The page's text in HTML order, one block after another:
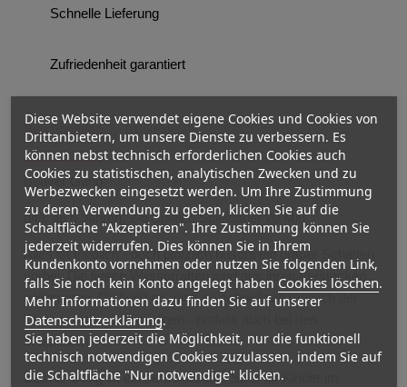
Schnelle Lieferung
Zufriedenheit garantiert
Beschreibung Artikeldetails
Beaver Gang
d/f/i, ab 6 Jahren, 2-6 Spieler, Spieldauer 20 Min.
Alles ist friedlich - doch plötzlich huscht ein grauer Schatten
vorbei: Die fiesen Wasserratten sind aus ihren Verstecken
gekommen. Da heißt es, sich so schnell wie möglich der
Wasserratten zu entledigen - notfalls auch bei den
Mitspielern.
Beaver Gang ist ein sehr beliebtes Spiel für Kinder im
Diese Website verwendet eigene Cookies und Cookies von
Drittanbietern, um unsere Dienste zu verbessern. Es
können nebst technisch erforderlichen Cookies auch
Cookies zu statistischen, analytischen Zwecken und zu
Werbezwecken eingesetzt werden. Um Ihre Zustimmung
zu deren Verwendung zu geben, klicken Sie auf die
Schaltfläche "Akzeptieren". Ihre Zustimmung können Sie
jederzeit widerrufen. Dies können Sie in Ihrem
Kundenkonto vornehmen oder nutzen Sie folgenden Link,
falls Sie noch kein Konto angelegt haben Cookies löschen.
Mehr Informationen dazu finden Sie auf unserer
Datenschutzerklärung.
Sie haben jederzeit die Möglichkeit, nur die funktionell
technisch notwendigen Cookies zuzulassen, indem Sie auf
die Schaltfläche "Nur notwendige" klicken.